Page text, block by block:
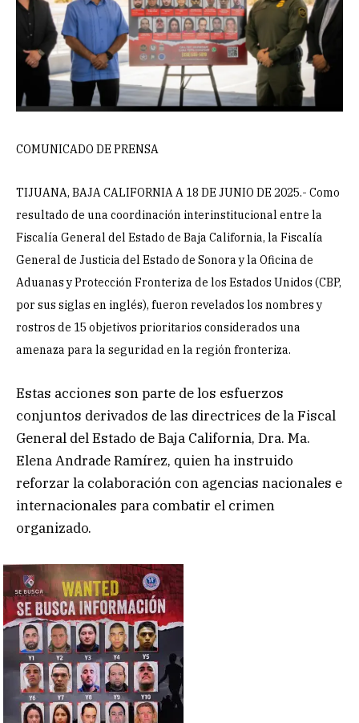
COMUNICADO DE PRENSA
TIJUANA, BAJA CALIFORNIA A 18 DE JUNIO DE 2025.- Como
resultado de una coordinación interinstitucional entre la
Fiscalía General del Estado de Baja California, la Fiscalía
General de Justicia del Estado de Sonora y la Oficina de
Aduanas y Protección Fronteriza de los Estados Unidos (CBP,
por sus siglas en inglés), fueron revelados los nombres y
rostros de 15 objetivos prioritarios considerados una
amenaza para la seguridad en la región fronteriza.
Estas acciones son parte de los esfuerzos
conjuntos derivados de las directrices de la Fiscal
General del Estado de Baja California, Dra. Ma.
Elena Andrade Ramírez, quien ha instruido
reforzar la colaboración con agencias nacionales e
internacionales para combatir el crimen
organizado.